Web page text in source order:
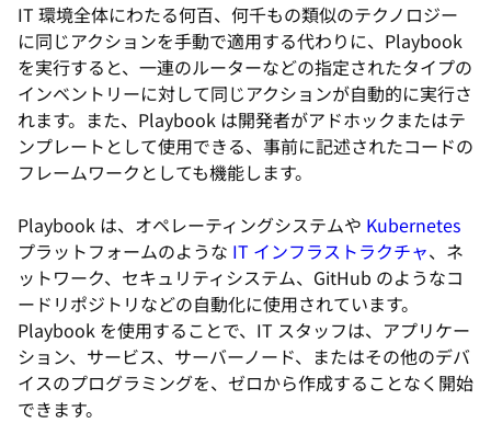
IT 環境全体にわたる何百、何千もの類似のテクノロジー
に同じアクションを手動で適用する代わりに、Playbook
を実行すると、一連のルーターなどの指定されたタイプの
インベントリーに対して同じアクションが自動的に実行さ
れます。また、Playbook は開発者がアドホックまたはテ
ンプレートとして使用できる、事前に記述されたコードの
フレームワークとしても機能します。
Playbook は、オペレーティングシステムや Kubernetes
プラットフォームのような IT インフラストラクチャ、ネ
ットワーク、セキュリティシステム、GitHub のようなコ
ードリポジトリなどの自動化に使用されています。
Playbook を使用することで、IT スタッフは、アプリケー
ション、サービス、サーバーノード、またはその他のデバ
イスのプログラミングを、ゼロから作成することなく開始
できます。